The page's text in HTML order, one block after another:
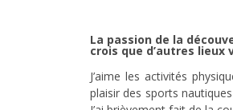
La passion de la
crois que d’autres
J’aime les activités
plaisir des sports